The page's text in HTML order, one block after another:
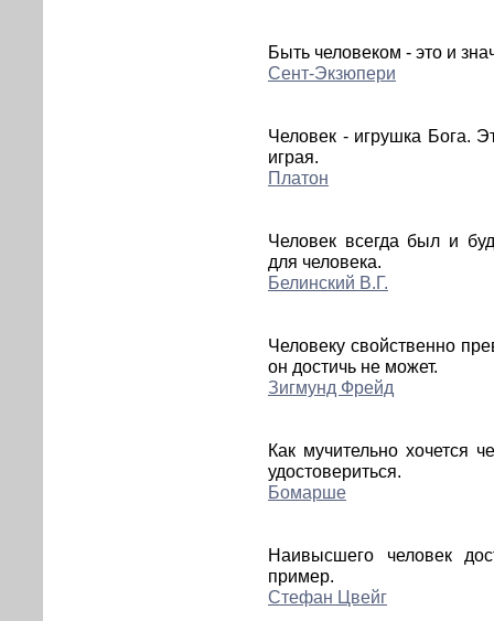
Быть человеком - это и
Сент-Экзюпери
Человек - игрушка Бога.
играя.
Платон
Человек всегда был и
для человека.
Белинский В.Г.
Человеку свойственно
он достичь не может.
Зигмунд Фрейд
Как мучительно хочется
удостовериться.
Бомарше
Наивысшего человек
пример.
Стефан Цвейг